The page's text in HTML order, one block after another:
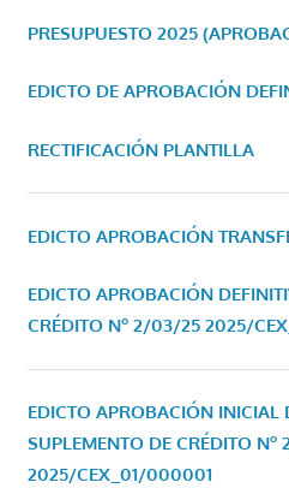
PRESUPUESTO 2025
EDICTO DE APROBACIÓN
RECTIFICACIÓN PLANTILLA
EDICTO APROBACIÓN
EDICTO APROBACIÓN
CRÉDITO Nº 2/03/25 2025/
EDICTO APROBACIÓN INICIAL
SUPLEMENTO DE CRÉDITO
2025/CEX_01/000001